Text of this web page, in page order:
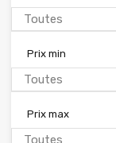
Toutes
Prix min
Toutes
Prix max
Toutes